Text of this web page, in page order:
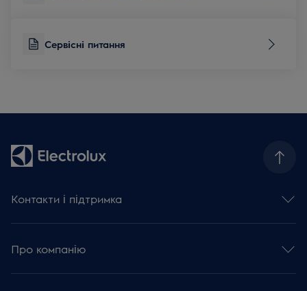
Сервісні питання
Контакти і підтримка
Сервісні питання
База знань та поради
Зареєструвати виріб
Про компанію